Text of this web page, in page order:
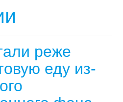
реже
еду из-